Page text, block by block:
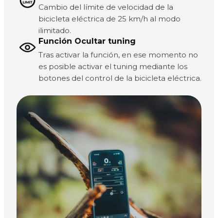
Cambio del límite de velocidad de la
bicicleta eléctrica de 25 km/h al modo
ilimitado.
Función Ocultar tuning
Tras activar la función, en ese momento no
es posible activar el tuning mediante los
botones del control de la bicicleta eléctrica.